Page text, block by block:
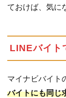
コ
い
口
コ
ミ
ておけば、気に
LINEバイト
マイナビバイト
バイトにも同じ